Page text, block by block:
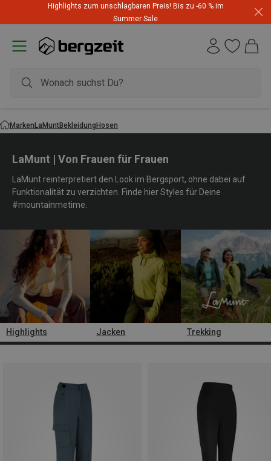
Highlights zum unschlagbaren Preis! Bis zu -60 % im
Summer Sale
MarkenLaMuntBekleidungHosen
LaMunt | Von Frauen für Frauen
LaMunt reinterpretiert den Look im Bergsport, ohne dabei auf
Funktionalität zu verzichten. Finde hier Styles für Deine
#mountainmetime.
Highlights Jacken Trekking